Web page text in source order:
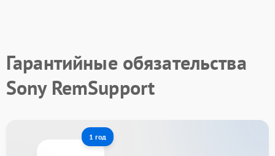
Гарантийные обязательства
Sony RemSupport
1 год